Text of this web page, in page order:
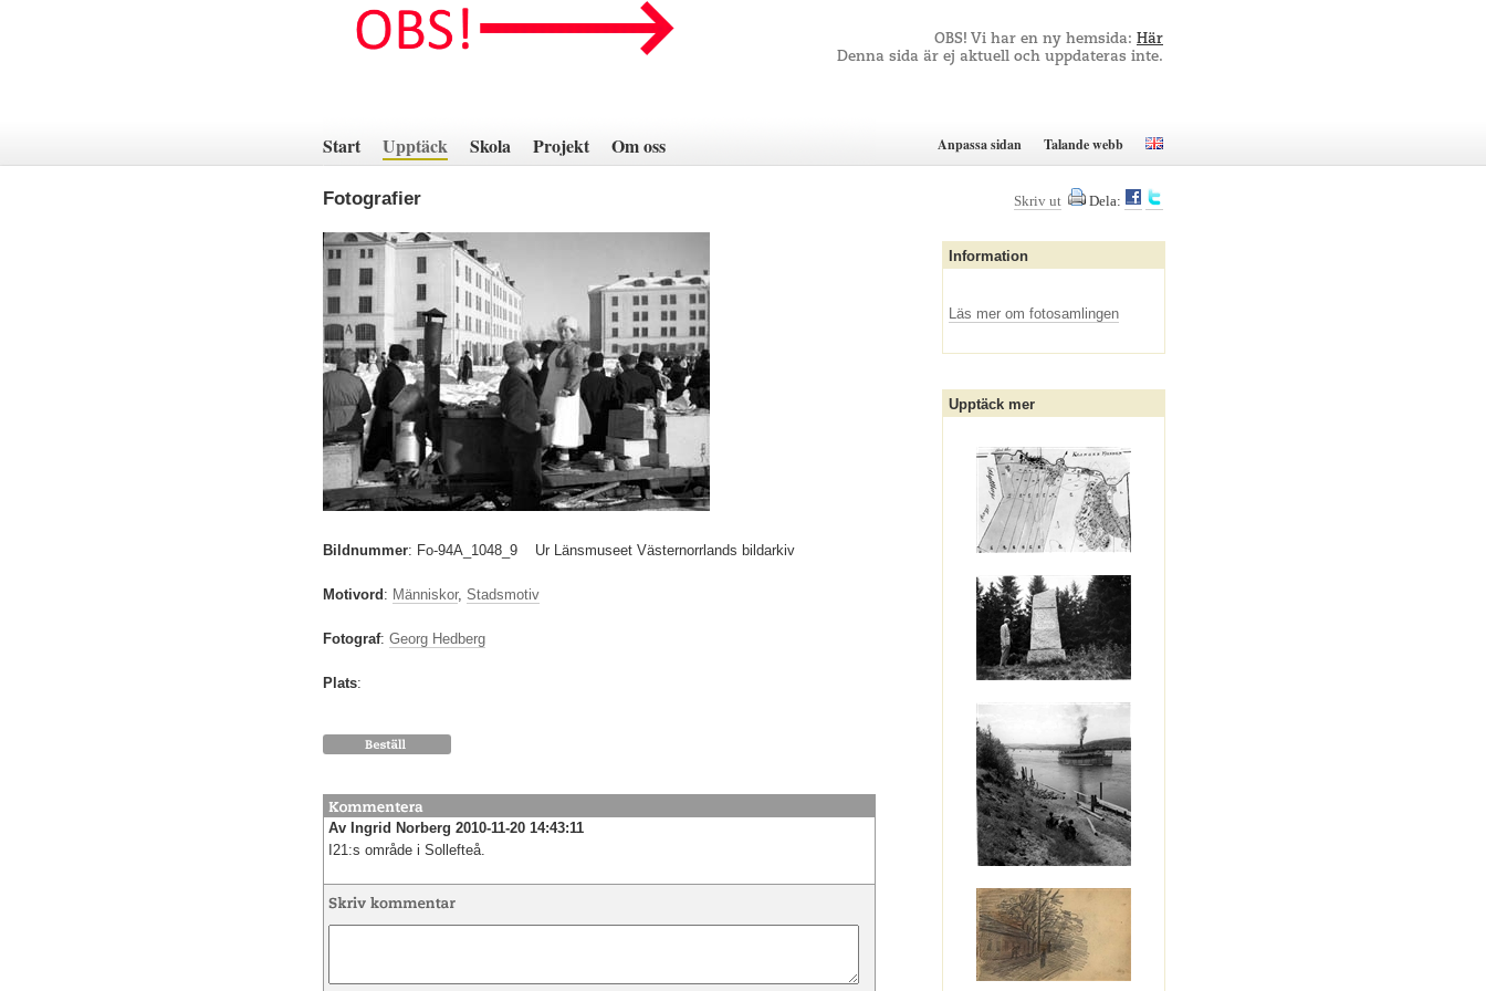
innehåll
OBS! Vi har en ny hemsida: Här
Denna sida är ej aktuell och uppdateras inte.
Start Upptäck Skola Projekt Om oss Anpassa sidan Talande webb
Fotografier
Bildnummer: Fo-94A_1048_9 Ur Länsmuseet Västernorrlands bildarkiv
Motivord : Människor, Stadsmotiv
Fotograf: Georg Hedberg
Plats:
Av Ingrid Norberg 2010-11-20 14:43:11
I21:s område i Sollefteå.
Skriv ut Dela:
Information
Läs mer om fotosamlingen
Upptäck mer